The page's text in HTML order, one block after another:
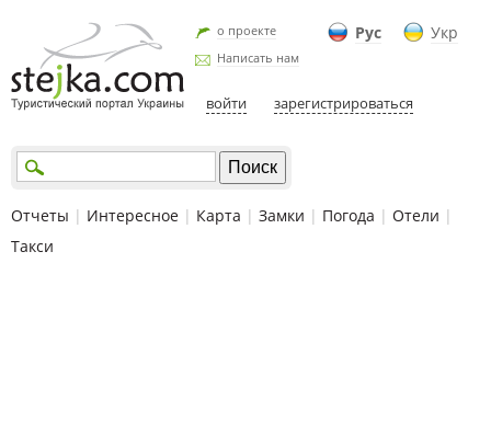
Рус Укр
о проекте
Написать нам
войти зарегистрироваться
Отчеты | Интересное | Карта | Замки | Погода | Отели |
Такси